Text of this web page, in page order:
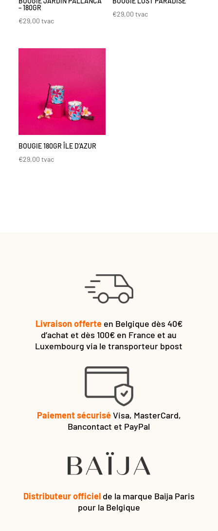
– 180GR
€29,00 tvac
€29,00 tvac
BOUGIE 180GR ÎLE D’AZUR
€29,00 tvac
Livraison offerteen Belgique dès 40€
d’achat et dès 100€ en France et au
Luxembourg via le transporteur bpost
Paiement sécuriséVisa, MasterCard,
Bancontact et PayPal
Distributeur officielde la marque Baija Paris
pour la Belgique